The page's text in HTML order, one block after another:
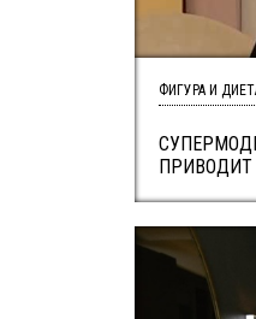
ПРИВОДИТ
ФИГУРА И